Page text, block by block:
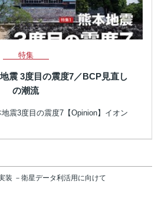
特集
震 3度目の震度7／BCP見直し
の潮流
震3度目の震度7【Opinion】イオン
装 －衛星データ利活用に向けて